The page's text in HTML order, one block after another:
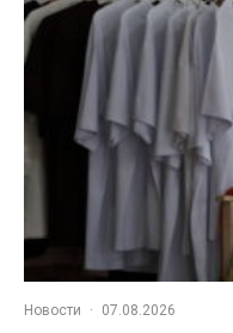
Новости · 07.08.2026